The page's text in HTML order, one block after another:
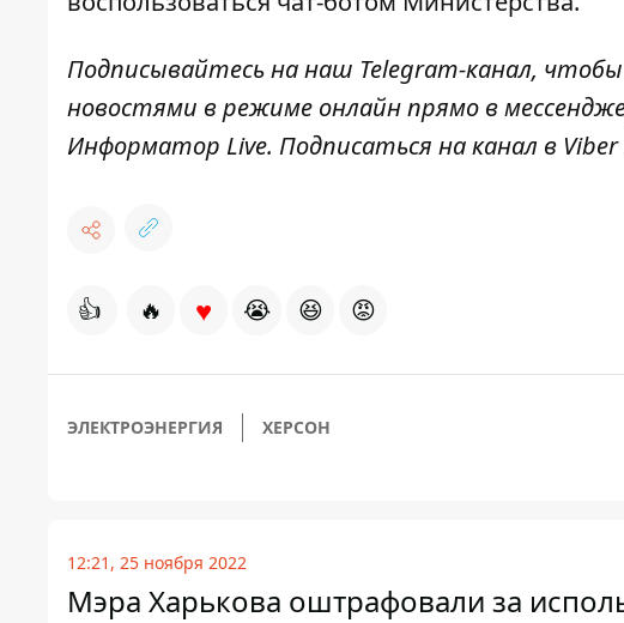
Подписывайтесь на наш Telegram-канал,
новостями в режиме онлайн прямо в
Информатор Live. Подписаться на канал в
👍 🔥 ♥ 😭 😆 😡
ЭЛЕКТРОЭНЕРГИЯ ХЕРСОН
12:21, 25 ноября 2022
Мэра Харькова оштрафовали за